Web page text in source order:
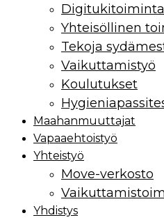
Digitukitoiminta
Yhteisöllinen
Tekoja
Vaikuttamistyö
Koulutukset
Maahan­muuttajat
Vapaaehtoistyö
Yhteistyö
Move-verkosto
Yhdistys